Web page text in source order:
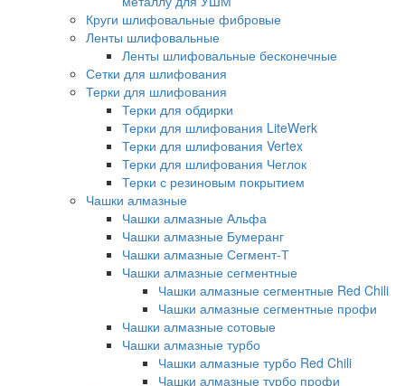
Круги шлифовальные фибровые
Ленты шлифовальные
Ленты шлифовальные бесконечные
Сетки для шлифования
Терки для шлифования
Терки для обдирки
Терки для шлифования LiteWerk
Терки для шлифования Vertex
Терки для шлифования Чеглок
Терки с резиновым покрытием
Чашки алмазные
Чашки алмазные Альфа
Чашки алмазные Бумеранг
Чашки алмазные Сегмент-Т
Чашки алмазные сегментные
Чашки алмазные сегментные Red Chili
Чашки алмазные сегментные профи
Чашки алмазные сотовые
Чашки алмазные турбо
Чашки алмазные турбо Red Chili
Чашки алмазные турбо профи